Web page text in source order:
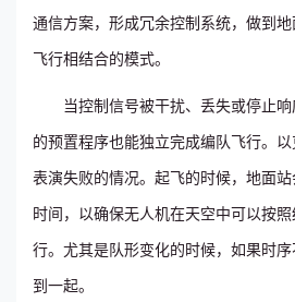
通信方案，形成冗余控制系统，做到
飞行相结合的模式。
当控制信号被干扰、丢失或停止
的预置程序也能独立完成编队飞行。
表演失败的情况。起飞的时候，地面
时间，以确保无人机在天空中可以按
行。尤其是队形变化的时候，如果时
到一起。